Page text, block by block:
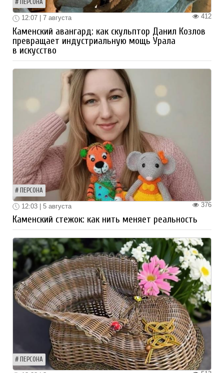
ПЕРСОНА
412
12:07 | 7 августа
Каменский авангард: как скульптор Данил Козлов
превращает индустриальную мощь Урала
в искусство
ПЕРСОНА
376
12:03 | 5 августа
Каменский стежок: как нить меняет реальность
ПЕРСОНА